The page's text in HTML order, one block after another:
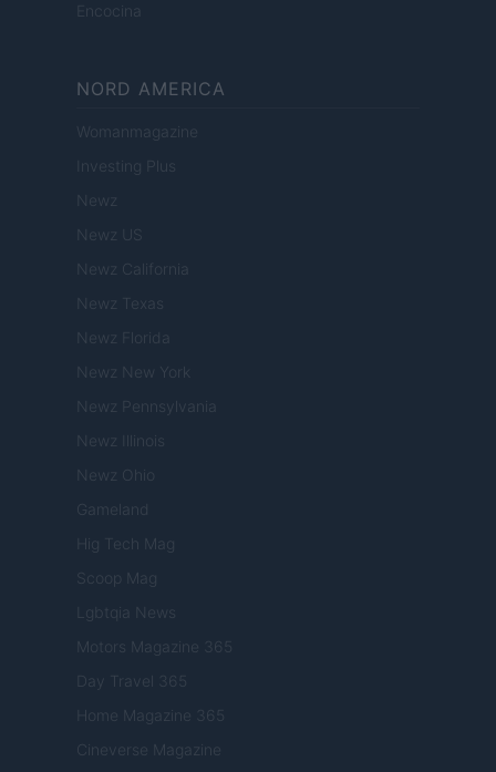
Encocina
NORD AMERICA
Womanmagazine
Investing Plus
Newz
Newz US
Newz California
Newz Texas
Newz Florida
Newz New York
Newz Pennsylvania
Newz Illinois
Newz Ohio
Gameland
Hig Tech Mag
Scoop Mag
Lgbtqia News
Motors Magazine 365
Day Travel 365
Home Magazine 365
Cineverse Magazine